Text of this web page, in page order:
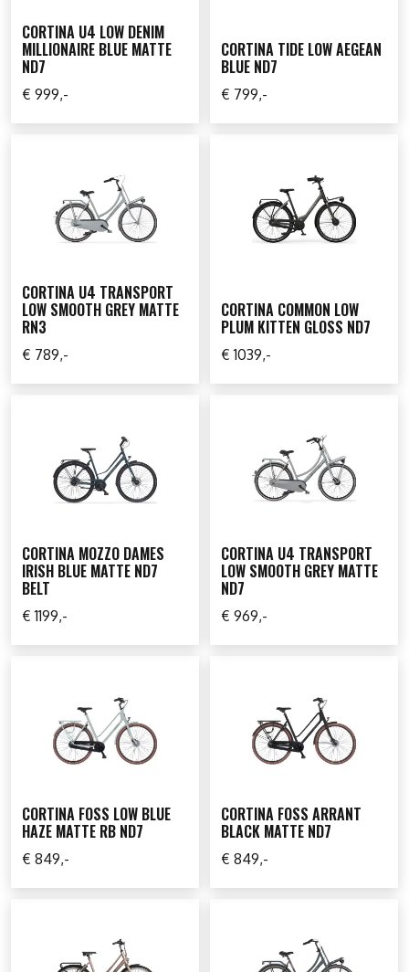
CORTINA U4 LOW DENIM
MILLIONAIRE BLUE MATTE
ND7
€ 999,-
CORTINA TIDE LOW AEGEAN
BLUE ND7
€ 799,-
CORTINA U4 TRANSPORT
LOW SMOOTH GREY MATTE
RN3
€ 789,-
CORTINA COMMON LOW
PLUM KITTEN GLOSS ND7
€ 1039,-
CORTINA MOZZO DAMES
IRISH BLUE MATTE ND7
BELT
€ 1199,-
CORTINA U4 TRANSPORT
LOW SMOOTH GREY MATTE
ND7
€ 969,-
CORTINA FOSS LOW BLUE
HAZE MATTE RB ND7
€ 849,-
CORTINA FOSS ARRANT
BLACK MATTE ND7
€ 849,-